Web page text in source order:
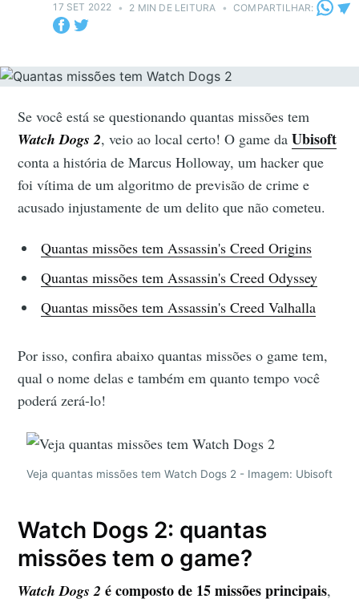
17 SET 2022 • 2 MIN DE LEITURA • COMPARTILHAR:
Se você está se questionando quantas missões tem
Watch Dogs 2, veio ao local certo! O game daUbisoft
conta a história de Marcus Holloway, um hacker que
foi vítima de um algoritmo de previsão de crime e
acusado injustamente de um delito que não cometeu.
Quantas missões tem Assassin's Creed Origins
Quantas missões tem Assassin's Creed Odyssey
Quantas missões tem Assassin's Creed Valhalla
Por isso, confira abaixo quantas missões o game tem,
qual o nome delas e também em quanto tempo você
poderá zerá-lo!
Veja quantas missões tem Watch Dogs 2 - Imagem: Ubisoft
Watch Dogs 2: quantas
missões tem o game?
Watch Dogs 2 é composto de 15 missões principais,